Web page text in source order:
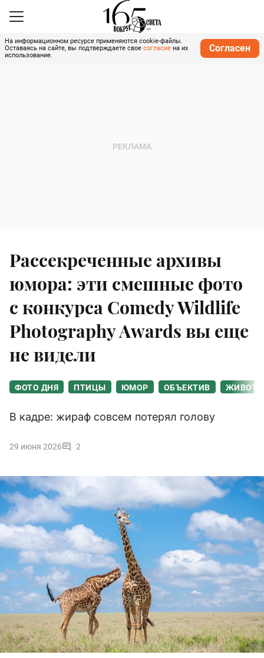
На информационном ресурсе применяются cookie-файлы.
Оставаясь на сайте, вы подтверждаете свое согласие на их
использование.
Согласен
Рассекреченные архивы
юмора: эти смешные фото
с конкурса Comedy Wildlife
Photography Awards вы еще
не видели
ФОТО ДНЯ ПТИЦЫ ЮМОР ОБЪЕКТИВ
В кадре: жираф совсем потерял голову
29 июня 2026 2